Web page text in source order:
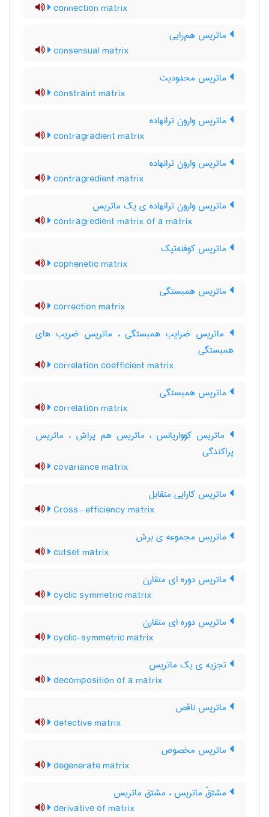
connection matrix
ماتریس هم‌رایی
consensual matrix
ماتریس محدودیت
constraint matrix
ماتریس وارون ترانهاده
contragradient matrix
ماتریس وارون ترانهاده
contragredient matrix
ماتریس وارون ترانهاده ی یک ماتریس
contragredient matrix of a matrix
ماتریس کوفنه‌تیک
cophenetic matrix
ماتریس همبستگی
correction matrix
ماتریس ضرایب همبستگی ، ماتریس ضریب های
همبستگی
correlation coefficient matrix
ماتریس همبستگی
correlation matrix
ماتریس کوواریانس ، ماتریس هم پراش ، ماتریس
پراکندگی
covariance matrix
ماتریس کارایی متقابل
Cross – efficiency matrix
ماتریس مجموعه ی برش
cutset matrix
ماتریس دوره ای متقارن
cyclic symmetric matrix
ماتریس دوره ای متقارن
cyclic-symmetric matrix
تجزیه ی یک ماتریس
decomposition of a matrix
ماتریس ناقص
defective matrix
ماتریس مخصوص
degenerate matrix
مشتقّ ماتریس ، مشتق ماتریس
derivative of matrix